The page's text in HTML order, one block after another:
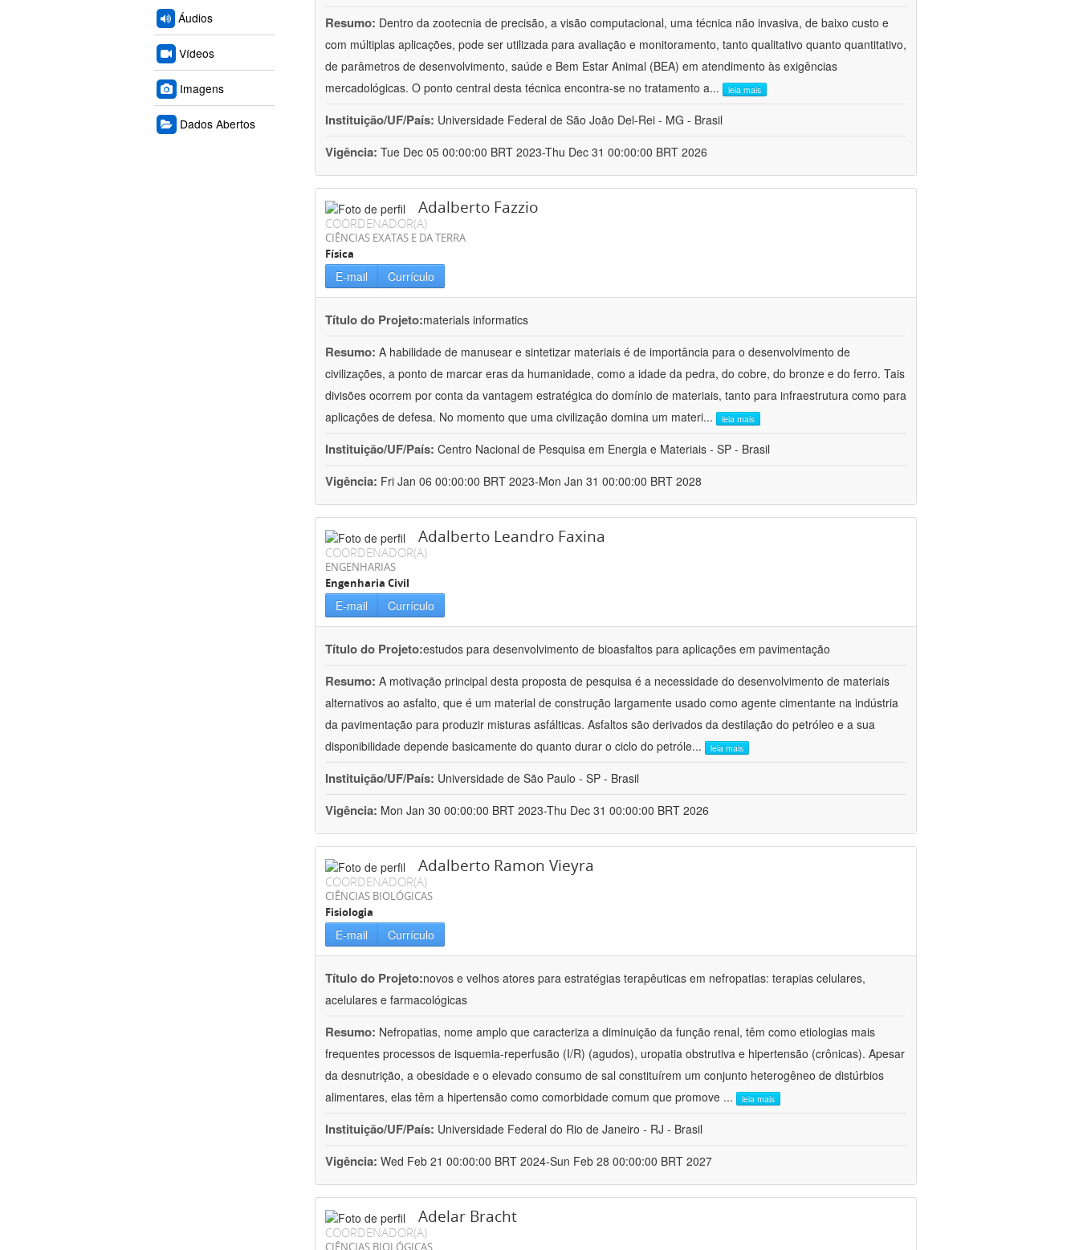
Áudios
Vídeos
Imagens
Dados Abertos
Resumo: Dentro da zootecnia de precisão, a visão computacional, uma técnica não invasiva, de baixo custo e
com múltiplas aplicações, pode ser utilizada para avaliação e monitoramento, tanto qualitativo quanto quantitativo,
de parâmetros de desenvolvimento, saúde e Bem Estar Animal (BEA) em atendimento às exigências
mercadológicas. O ponto central desta técnica encontra-se no tratamento a... leia mais
Instituição/UF/País: Universidade Federal de São João Del-Rei - MG - Brasil
Vigência: Tue Dec 05 00:00:00 BRT 2023-Thu Dec 31 00:00:00 BRT 2026
Adalberto Fazzio
COORDENADOR(A)
CIÊNCIAS EXATAS E DA TERRA
Física
E-mail Currículo
Título do Projeto:materials informatics
Resumo: A habilidade de manusear e sintetizar materiais é de importância para o desenvolvimento de
civilizações, a ponto de marcar eras da humanidade, como a idade da pedra, do cobre, do bronze e do ferro. Tais
divisões ocorrem por conta da vantagem estratégica do domínio de materiais, tanto para infraestrutura como para
aplicações de defesa. No momento que uma civilização domina um materi... leia mais
Instituição/UF/País: Centro Nacional de Pesquisa em Energia e Materiais - SP - Brasil
Vigência: Fri Jan 06 00:00:00 BRT 2023-Mon Jan 31 00:00:00 BRT 2028
Adalberto Leandro Faxina
COORDENADOR(A)
ENGENHARIAS
Engenharia Civil
E-mail Currículo
Título do Projeto:estudos para desenvolvimento de bioasfaltos para aplicações em pavimentação
Resumo: A motivação principal desta proposta de pesquisa é a necessidade do desenvolvimento de materiais
alternativos ao asfalto, que é um material de construção largamente usado como agente cimentante na indústria
da pavimentação para produzir misturas asfálticas. Asfaltos são derivados da destilação do petróleo e a sua
disponibilidade depende basicamente do quanto durar o ciclo do petróle... leia mais
Instituição/UF/País: Universidade de São Paulo - SP - Brasil
Vigência: Mon Jan 30 00:00:00 BRT 2023-Thu Dec 31 00:00:00 BRT 2026
Adalberto Ramon Vieyra
COORDENADOR(A)
CIÊNCIAS BIOLÓGICAS
Fisiologia
E-mail Currículo
Título do Projeto:novos e velhos atores para estratégias terapêuticas em nefropatias: terapias celulares,
acelulares e farmacológicas
Resumo: Nefropatias, nome amplo que caracteriza a diminuição da função renal, têm como etiologias mais
frequentes processos de isquemia-reperfusão (I/R) (agudos), uropatia obstrutiva e hipertensão (crônicas). Apesar
da desnutrição, a obesidade e o elevado consumo de sal constituírem um conjunto heterogêneo de distúrbios
alimentares, elas têm a hipertensão como comorbidade comum que promove ... leia mais
Instituição/UF/País: Universidade Federal do Rio de Janeiro - RJ - Brasil
Vigência: Wed Feb 21 00:00:00 BRT 2024-Sun Feb 28 00:00:00 BRT 2027
Adelar Bracht
COORDENADOR(A)
CIÊNCIAS BIOLÓGICAS